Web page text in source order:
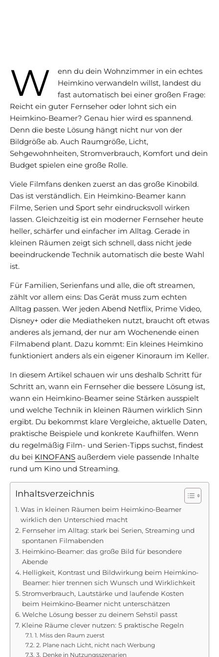
W
enn du dein Wohnzimmer in ein echtes
Heimkino verwandeln willst, landest du
fast automatisch bei einer großen Frage:
Reicht ein guter Fernseher oder lohnt sich ein
Heimkino-Beamer? Genau hier wird es spannend.
Denn die beste Lösung hängt nicht nur von der
Bildgröße ab. Auch Raumgröße, Licht,
Sehgewohnheiten, Stromverbrauch, Komfort und dein
Budget spielen eine große Rolle.
Viele Filmfans denken zuerst an das große Kinobild.
Das ist verständlich. Ein Heimkino-Beamer kann
Filme, Serien und Sport sehr eindrucksvoll wirken
lassen. Gleichzeitig ist ein moderner Fernseher heute
heller, schärfer und einfacher im Alltag. Gerade in
kleinen Räumen zeigt sich schnell, dass nicht jede
beeindruckende Technik automatisch die beste Wahl
ist.
Für Familien, Serienfans und alle, die oft streamen,
zählt vor allem eins: Das Gerät muss zum echten
Alltag passen. Wer jeden Abend Netflix, Prime Video,
Disney+ oder die Mediatheken nutzt, braucht oft etwas
anderes als jemand, der nur am Wochenende einen
Filmabend plant. Dazu kommt: Ein kleines Heimkino
funktioniert anders als ein eigener Kinoraum im Keller.
In diesem Artikel schauen wir uns deshalb Schritt für
Schritt an, wann ein Fernseher die bessere Lösung ist,
wann ein Heimkino-Beamer seine Stärken ausspielt
und welche Technik in kleinen Räumen wirklich Sinn
ergibt. Du bekommst klare Vergleiche, aktuelle Daten,
praktische Beispiele und konkrete Kaufhilfen. Wenn
du regelmäßig Film- und Serien-Tipps suchst, findest
du bei KINOFANS außerdem viele passende Inhalte
rund um Kino und Streaming.
Inhaltsverzeichnis
Was in kleinen Räumen beim Heimkino-Beamer
wirklich den Unterschied macht
Fernseher im Alltag: stark bei Serien, Streaming und
spontanen Filmabenden
Heimkino-Beamer: das große Bild für besondere
Abende
Helligkeit, Kontrast und Bildwirkung beim Heimkino-
Beamer: hier trennen sich Wunsch und Wirklichkeit
Stromverbrauch, Lautstärke und laufende Kosten
beim Heimkino-Beamer nicht unterschätzen
Welche Lösung besser zu deinem Sehstil passt
Kleine Räume clever nutzen: 5 praktische Regeln
1. Miss den Raum zuerst
2. Plane nach Licht, nicht nach Werbung
3. Denke in Nutzungsszenarien